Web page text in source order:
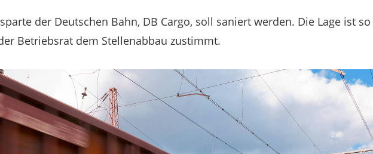
der Deutschen Bahn, DB Cargo, soll saniert werden. Die Lage ist so
Betriebsrat dem Stellenabbau zustimmt.